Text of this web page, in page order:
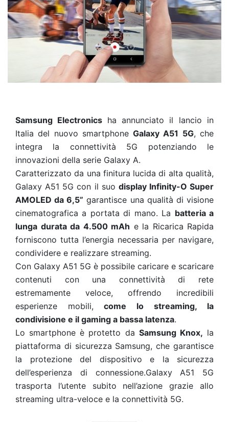
Samsung Electronics haannunciato il lancio in
Italia del nuovo smartphoneGalaxy A51 5G, che
integra la connettività 5G potenziando le
innovazioni della serie Galaxy A.
Caratterizzato da una finitura lucida di alta qualità,
Galaxy A51 5G con il suo display Infinity-O Super
AMOLED da 6,5” garantisce una qualità di visione
cinematografica a portata di mano. La batteria a
lunga durata da 4.500 mAh e la Ricarica Rapida
forniscono tutta l’energia necessaria per navigare,
condividere e realizzare streaming.
Con Galaxy A51 5G è possibile caricare e scaricare
contenuti con una connettività di rete
estremamente veloce, offrendo incredibili
esperienze mobili, come lo streaming, la
condivisione e il gaming a bassa latenza.
Lo smartphone è protetto da Samsung Knox, la
piattaforma di sicurezza Samsung, che garantisce
la protezione del dispositivo e la sicurezza
dell’esperienza di connessione.Galaxy A51 5G
trasporta l’utente subito nell’azione grazie allo
streaming ultra-veloce e la connettività 5G.